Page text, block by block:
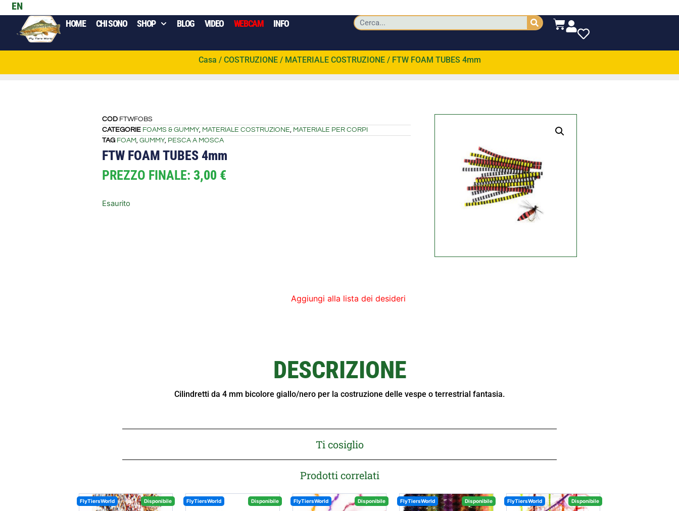
EN
HOME CHI SONO SHOP BLOG VIDEO WEBCAM INFO
Casa / COSTRUZIONE/ MATERIALE COSTRUZIONE/ FTW FOAM TUBES 4mm
COD FTWFOBS
CATEGORIE FOAMS & GUMMY, MATERIALE COSTRUZIONE, MATERIALE PER CORPI
TAG FOAM, GUMMY, PESCA A MOSCA
FTW FOAM TUBES 4mm
PREZZO FINALE: 3,00 €
Esaurito
Aggiungi alla lista dei desideri
DESCRIZIONE
Cilindretti da 4 mm bicolore giallo/nero per la costruzione delle vespe o terrestrial fantasia.
Ti cosiglio
Prodotti correlati
FlyTiersWorld Disponibile FlyTiersWorld Disponibile FlyTiersWorld Disponibile FlyTiersWorld Disponibile FlyTiersWorld Disponibile